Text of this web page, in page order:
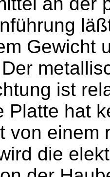
Gewicht
ist
Platte hat
von einem
die